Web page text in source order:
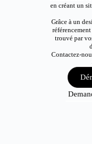
en créant un
Grâce à un
trouvé par
Contactez-